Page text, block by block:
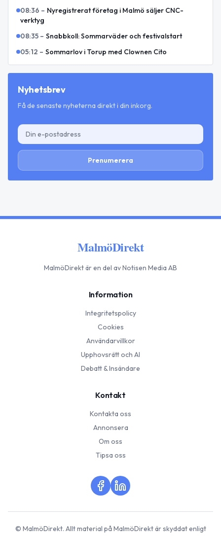
08:36 – Nyregistrerat företag i Malmö säljer CNC-
verktyg
08:35 – Snabbkoll: Sommarväder och festivalstart
05:12 – Sommarlov i Torup med Clownen Cito
Nyhetsbrev
Få de senaste nyheterna direkt i din inkorg.
Prenumerera
MalmöDirekt
MalmöDirektär en del av Notisen Media AB
Information
Integritetspolicy
Cookies
Användarvillkor
Upphovsrätt och AI
Debatt & Insändare
Kontakt
Kontakta oss
Annonsera
Om oss
Tipsa oss
© MalmöDirekt. Allt material påMalmöDirektär skyddat enligt